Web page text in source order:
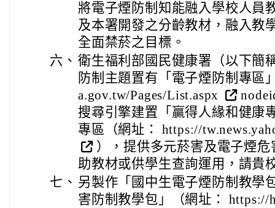
將電子煙防制知能融入學校人員
及本署開發之分齡教材，融入教
全面禁菸之目標。
六、 衛生福利部國民健康署（以下簡
防制主題置有「電子煙防制專區
a.gov.tw/Pages/List.aspx
搜尋引擎建置「贏得人緣和健康
專區（網址： https://
），提供多元菸害及電子煙
助教材或供學生查詢運用，請貴
七、 另製作「國中生電子煙防制教學
害防制教學包」（網址： https://